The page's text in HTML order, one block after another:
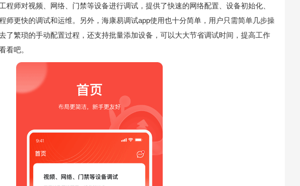
程师对视频、网络、门禁等设备进行调试，提供了快速的网络配置、设备初始化、
师更快的调试和运维。另外，海康易调试app使用也十分简单，用户只需简单几步操
了繁琐的手动配置过程，还支持批量添加设备，可以大大节省调试时间，提高工作
看吧。